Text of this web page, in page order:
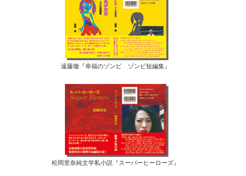
遠藤徹『幸福のゾンビ ゾンビ短編集』
松岡里奈純文学私小説『スーパーヒーローズ』